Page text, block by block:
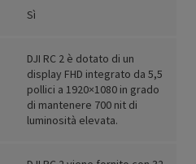
Sì
DJI RC 2 è dotato di un
display FHD integrato da 5,5
pollici a 1920×1080 in grado
di mantenere 700 nit di
luminosità elevata.